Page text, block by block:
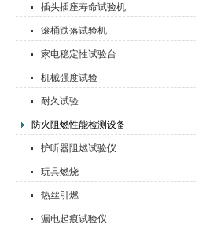
插头插座寿命试验机
滚桶跌落试验机
家电稳定性试验台
机械强度试验
耐久试验
防火阻燃性能检测设备
护听器阻燃试验仪
玩具燃烧
热丝引燃
漏电起痕试验仪